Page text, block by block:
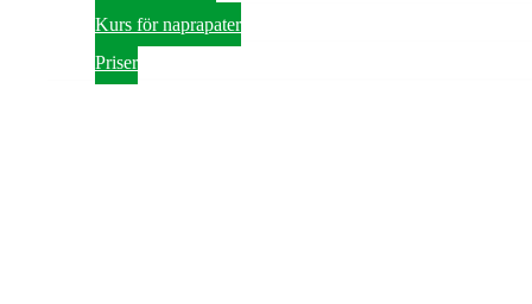
Kurs för naprapater
Priser